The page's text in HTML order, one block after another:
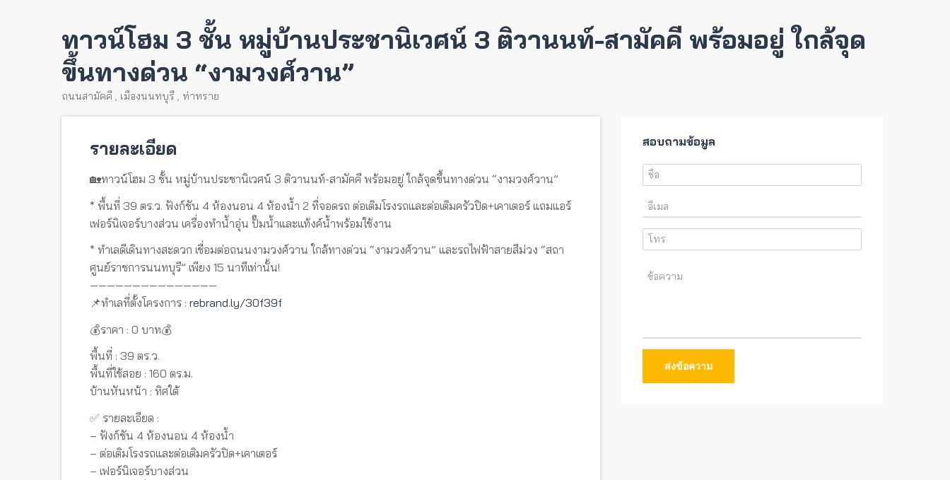
ทาวน์โฮม 3 ชั้น หมู่บ้านประชานิเวศน์ 3 ติวานนท์-สามัคคี พร้อมอยู่ ใกล้จุด
ขึ้นทางด่วน “งามวงศ์วาน”
ถนนสามัคคี , เมืองนนทบุรี , ท่าทราย
รายละเอียด
🏡ทาวน์โฮม 3 ชั้น หมู่บ้านประชานิเวศน์ 3 ติวานนท์-สามัคคี พร้อมอยู่ ใกล้จุดขึ้นทางด่วน “งามวงศ์วาน”
* พื้นที่ 39 ตร.ว. ฟังก์ชัน 4 ห้องนอน 4 ห้องน้ำ 2 ที่จอดรถ ต่อเติมโรงรถและต่อเติมครัวปิด+เคาเตอร์ แถมแอร์
เฟอร์นิเจอร์บางส่วน เครื่องทำน้ำอุ่น ปั๊มน้ำและแท้งค์น้ำพร้อมใช้งาน
* ทำเลดีเดินทางสะดวก เชื่อมต่อถนนงามวงศ์วาน ใกล้ทางด่วน “งามวงศ์วาน” และรถไฟฟ้าสายสีม่วง “สถา
ศูนย์ราชการนนทบุรี” เพียง 15 นาทีเท่านั้น!
———————————————
📌ทำเลที่ตั้งโครงการ : rebrand.ly/30f39f
💰ราคา : 0 บาท💰
พื้นที่ : 39 ตร.ว.
พื้นที่ใช้สอย : 160 ตร.ม.
บ้านหันหน้า : ทิศใต้
✅ รายละเอียด :
– ฟังก์ชัน 4 ห้องนอน 4 ห้องน้ำ
– ต่อเติมโรงรถและต่อเติมครัวปิด+เคาเตอร์
– เฟอร์นิเจอร์บางส่วน
สอบถามข้อมูล
ส่งข้อความ